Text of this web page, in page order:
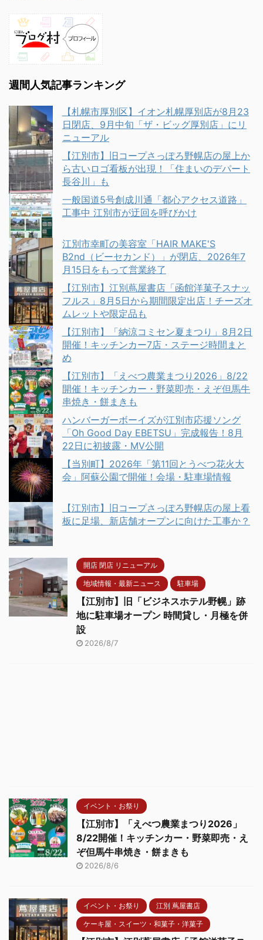
週間人気記事ランキング
【札幌市厚別区】イオン札幌厚別店が8月23
日閉店、9月中旬「ザ・ビッグ厚別店」にリ
ニューアル
【江別市】旧コープさっぽろ野幌店の屋上か
ら古いロゴ看板が出現！「住まいのデパート
長谷川」も
一般国道5号創成川通「都心アクセス道路」
工事中 江別市が迂回を呼びかけ
江別市幸町の美容室「HAIR MAKE'S
B2nd（ビーセカンド）」が閉店、2026年7
月15日をもって営業終了
【江別市】江別蔦屋書店「函館洋菓子スナッ
フルス」8月5日から期間限定出店！チーズオ
ムレットや限定品も
【江別市】「納涼コミセン夏まつり」8月2日
開催！キッチンカー7店・ステージ時間まと
め
【江別市】「えべつ農業まつり2026」8/22
開催！キッチンカー・野菜即売・えぞ但馬牛
串焼き・餅まきも
ハンバーガーボーイズが江別市応援ソング
「Oh Good Day EBETSU」完成報告！8月
22日に初披露・MV公開
【当別町】2026年「第11回とうべつ花火大
会」阿蘇公園で開催！会場・駐車場情報
【江別市】旧コープさっぽろ野幌店の屋上看
板に足場、新店舗オープンに向けた工事か？
開店 閉店 リニューアル
地域情報・最新ニュース 駐車場
【江別市】旧「ビジネスホテル野幌」跡
地に駐車場オープン 時間貸し・月極を併
設
2026/8/7
イベント・お祭り
【江別市】「えべつ農業まつり2026」
8/22開催！キッチンカー・野菜即売・え
ぞ但馬牛串焼き・餅まきも
2026/8/6
イベント・お祭り 江別 蔦屋書店
ケーキ屋・スイーツ・和菓子・洋菓子